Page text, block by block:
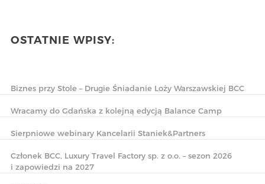
OSTATNIE WPISY:
Biznes przy Stole – Drugie Śniadanie Loży Warszawskiej BCC
Wracamy do Gdańska z kolejną edycją Balance Camp
Sierpniowe webinary Kancelarii Staniek&Partners
Członek BCC, Luxury Travel Factory sp. z o.o. – sezon 2026
i zapowiedzi na 2027